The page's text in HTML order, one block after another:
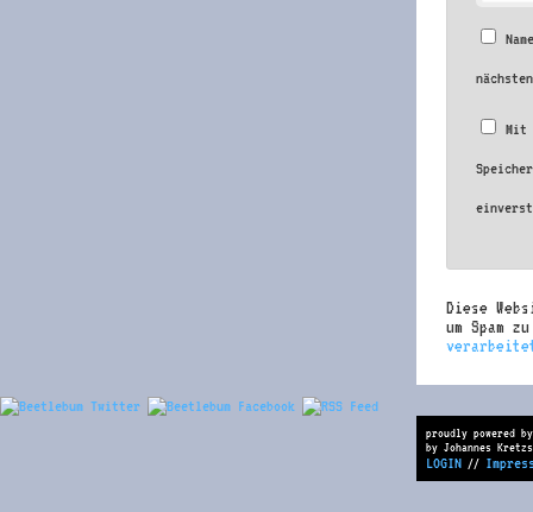
Mit
Diese
um Spam
proudly powered
by Johannes
LOGIN //